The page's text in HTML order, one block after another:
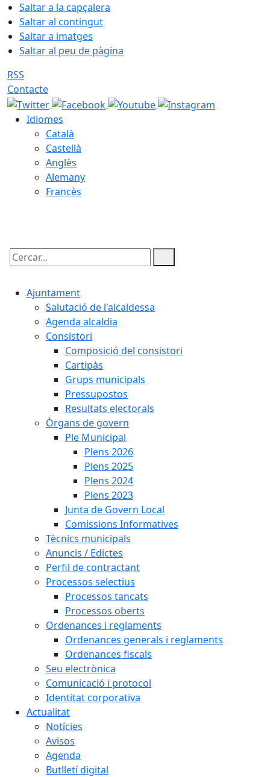
Saltar a la capçalera
Saltar al contingut
Saltar a imatges
Saltar al peu de pàgina
RSS
Contacte
Idiomes
Català
Castellà
Anglès
Alemany
Francès
Cercar:
Ajuntament
Salutació de l'alcaldessa
Agenda alcaldia
Consistori
Composició del consistori
Cartipàs
Grups municipals
Pressupostos
Resultats electorals
Òrgans de govern
Ple Municipal
Plens 2026
Plens 2025
Plens 2024
Plens 2023
Junta de Govern Local
Comissions Informatives
Tècnics municipals
Anuncis / Edictes
Perfil de contractant
Processos selectius
Processos tancats
Processos oberts
Ordenances i reglaments
Ordenances generals i reglaments
Ordenances fiscals
Seu electrònica
Comunicació i protocol
Identitat corporativa
Actualitat
Notícies
Avisos
Agenda
Butlletí digital